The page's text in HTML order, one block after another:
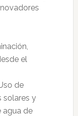
el
de
solares y
agua de